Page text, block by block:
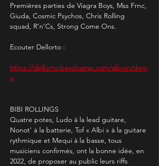
Premières parties de Viagra Boys, Mss Frnc,
Giuda, Cosmic Psychos, Chris Rolling
squad, R’n’Cs, Strong Come Ons.
Ecouter Dellorto :
https://dellorto.bandcamp.com/album/dem
o
BIBI ROLLINGS
Quatre potes, Ludo à la lead guitare,
Nonot' à la batterie, Tof « Albi » à la guitare
rythmique et Mequi à la basse, tous
musiciens confirmés, ont la bonne idée, en
2022, de proposer au public leurs riffs